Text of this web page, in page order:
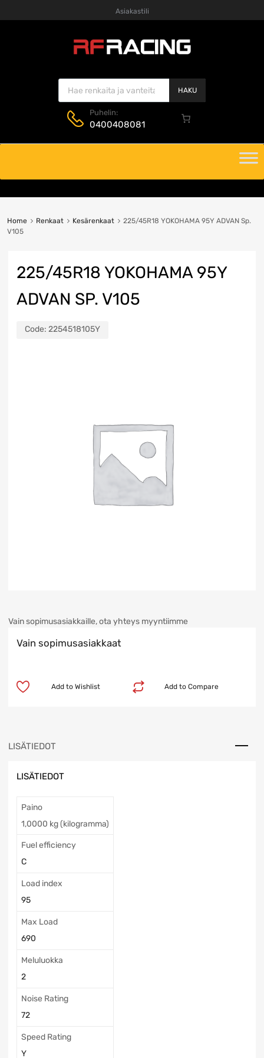
Asiakastili
Products search
HAKU
Puhelin:
0400408081
content
Home Renkaat Kesärenkaat
225/45R18 YOKOHAMA 95Y ADVAN Sp.
V105
225/45R18 YOKOHAMA 95Y
ADVAN SP. V105
Code: 2254518105Y
Vain sopimusasiakkaille, ota yhteys myyntiimme
Vain sopimusasiakkaat
Add to Compare
Add to Wishlist
LISÄTIEDOT
LISÄTIEDOT
Paino
1,0000 kg (kilogramma)
Fuel efficiency
C
Load index
95
Max Load
690
Meluluokka
2
Noise Rating
72
Speed Rating
Y